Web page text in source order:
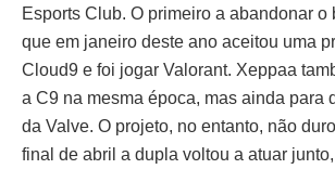
Esports Club. O primeiro a abandonar o
que em janeiro deste ano aceitou uma
Cloud9 e foi jogar Valorant. Xeppaa
a C9 na mesma época, mas ainda para
da Valve. O projeto, no entanto, não
final de abril a dupla voltou a atuar